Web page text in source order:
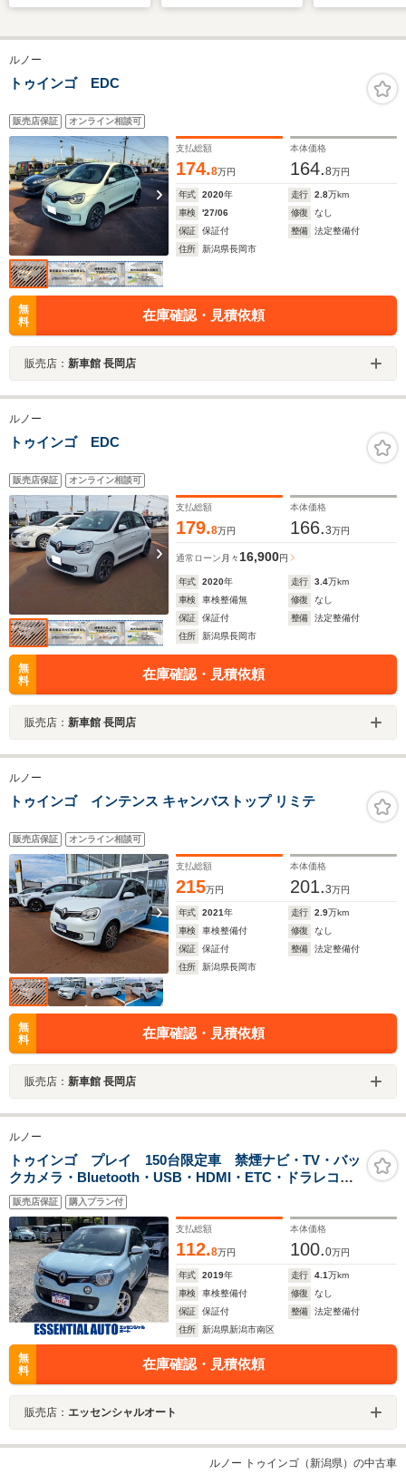
ートヒーター ドライ
ブレコーダー ETC
LEDライト アダプテ
ール 禁煙車
ートヒーター/車線逸
シーブレー
シートヒー
ドラレコ コ
プ スマー
ETC
ルノー
トゥインゴ EDC
販売店保証 オンライン相談可
支払総額
174.8万円
本体価格
164.8万円
年式 2020年 走行 2.8万km
車検
'27/06 修復
なし
保証
保証付 整備
法定整備付
住所
新潟県長岡市
無
料
在庫確認・見積依頼
販売店： 新車館 長岡店
ルノー
トゥインゴ EDC
販売店保証 オンライン相談可
支払総額
179.8万円
本体価格
166.3万円
通常ローン 月々 16,900円
年式 2020年 走行 3.4万km
車検
車検整備無 修復
なし
保証
保証付 整備
法定整備付
住所
新潟県長岡市
無
料
在庫確認・見積依頼
販売店： 新車館 長岡店
ルノー
トゥインゴ インテンス キャンバストップ リミテ
販売店保証 オンライン相談可
支払総額
215万円
本体価格
201.3万円
年式 2021年 走行 2.9万km
車検
車検整備付 修復
なし
保証
保証付 整備
法定整備付
住所
新潟県長岡市
無
料
在庫確認・見積依頼
販売店： 新車館 長岡店
ルノー
トゥインゴ プレイ 150台限定車 禁煙ナビ・TV・バッ
クカメラ・Bluetooth・USB・HDMI・ETC・ドラレコ
バックソナー 車線逸脱警報 クルーズコントロール
ステアリングスイッチ
販売店保証 購入プラン付
支払総額
112.8万円
本体価格
100.0万円
年式 2019年 走行 4.1万km
車検
車検整備付 修復
なし
保証
保証付 整備
法定整備付
住所
新潟県新潟市南区
無
料
在庫確認・見積依頼
販売店： エッセンシャルオート
ルノー トゥインゴ（新潟県）の中古車